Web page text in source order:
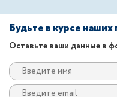
Будьте в курсе
Оставьте ваши данные в